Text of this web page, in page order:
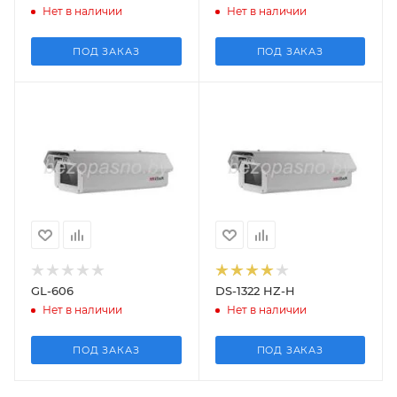
Нет в наличии
ПОД ЗАКАЗ
Нет в наличии
ПОД ЗАКАЗ
GL-606
Нет в наличии
ПОД ЗАКАЗ
DS-1322 HZ-H
Нет в наличии
ПОД ЗАКАЗ